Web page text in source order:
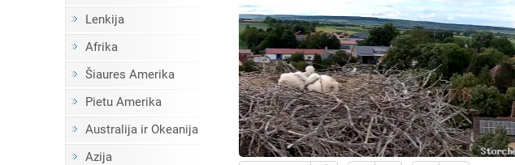
Lenkija
Afrika
Šiaures Amerika
Pietu Amerika
Australija ir Okeanija
Azija